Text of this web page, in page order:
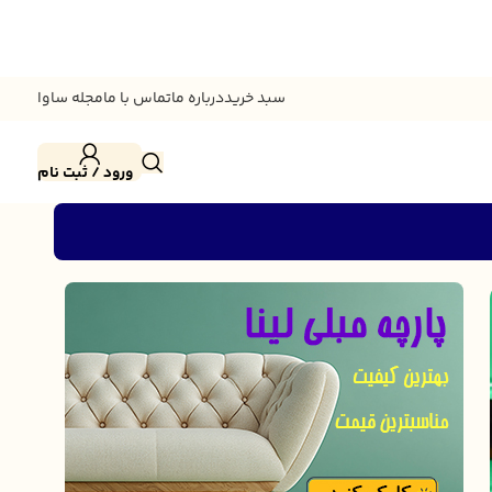
سبد خریددرباره ماتماس با مامجله ساوا
ورود / ثبت نام